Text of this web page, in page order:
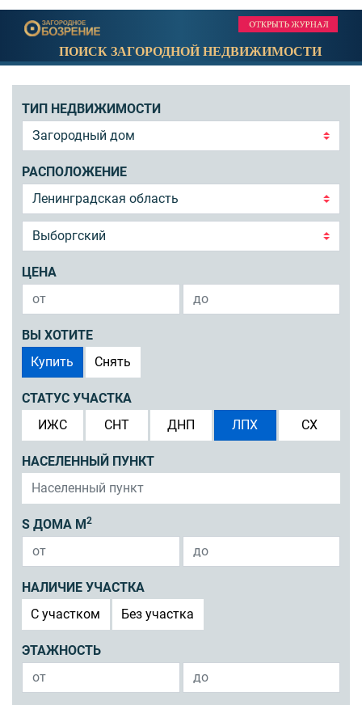
ПОИСК ЗАГОРОДНОЙ НЕДВИЖИМОСТИ
ТИП НЕДВИЖИМОСТИ
РАСПОЛОЖЕНИЕ
ЦЕНА
ВЫ ХОТИТЕ
Купить
Снять
СТАТУС УЧАСТКА
ИЖС
СНТ ДНП ЛПХ СХ
НАСЕЛЕННЫЙ ПУНКТ
S ДОМА М 2
НАЛИЧИЕ УЧАСТКА
C участком
Без участка
ЭТАЖНОСТЬ